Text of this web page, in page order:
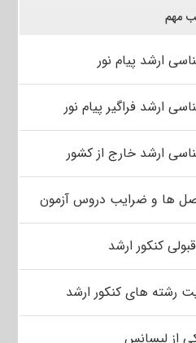
مهم
ارشد پیام نور
ارشد فراگیر پیام نور
ارشد خارج از کشور
ها و ضرایب دروس آزمون
کنکور ارشد
رشته های کنکور ارشد
از لیسانس